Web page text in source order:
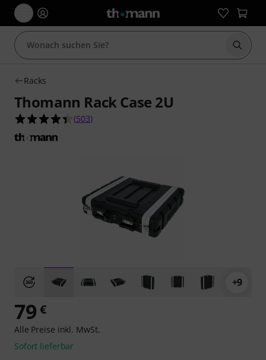
Suche
Racks
Thomann Rack Case 2U
4.4 von 5 Sternen aus 503 Kundenbewertungen
(503)
+9
79 €
Alle Preise inkl. MwSt.
Sofort lieferbar